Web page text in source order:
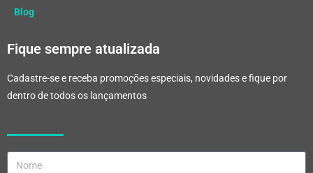
Blog
Fique sempre atualizada
Cadastre-se e receba promoções especiais, novidades e fique por
dentro de todos os lançamentos